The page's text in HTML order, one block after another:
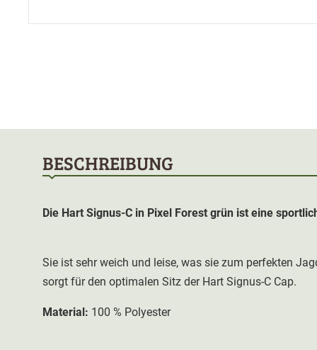
BESCHREIBUNG
Die Hart Signus-C in Pixel Forest grün ist eine
Sie ist sehr weich und leise, was sie zum perfekten
sorgt für den optimalen Sitz der Hart Signus-C Cap.
Material: 100 % Polyester